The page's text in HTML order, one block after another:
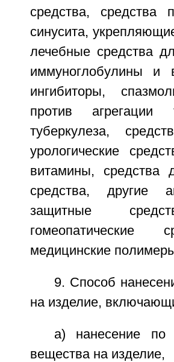
средства, средства
синусита,
лечебные средства
иммуноглобулины
ингибиторы,
против агрегации
туберкулеза,
урологические
витамины, средства
средства, другие
защитные
гомеопатические
медицинские
9. Способ
на изделие,
а) нанесение по
вещества на изделие,